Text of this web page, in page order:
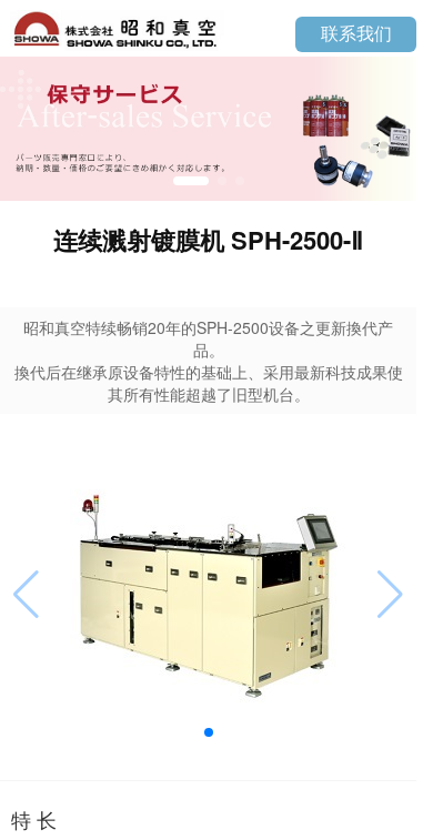
联系我们
连续溅射镀膜机 SPH-2500-Ⅱ
昭和真空特续畅销20年的SPH-2500设备之更新換代产
品。
換代后在继承原设备特性的基础上、采用最新科技成果使
其所有性能超越了旧型机台。
特 长